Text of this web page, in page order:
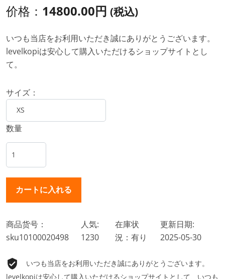
价格： 14800.00円 (税込)
いつも当店をお利用いただき誠にありがとうございます。
levelkopiは安心して購入いただけるショップサイトとし
て。
サイズ：
数量
商品货号：
sku10100020498
人気:
1230
在庫状
況：有り
更新日期:
2025-05-30
いつも当店をお利用いただき誠にありがとうございます。
levelkopiは安心して購入いただけるショップサイトとして、いつも